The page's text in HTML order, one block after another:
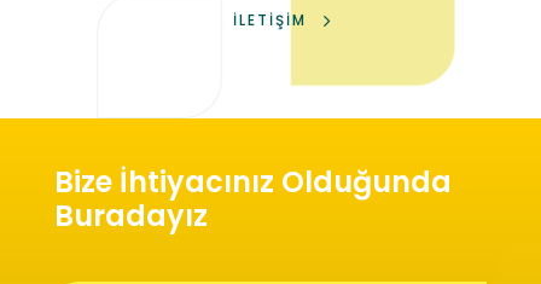
İLETİŞİM
Bize İhtiyacınız Olduğunda
Buradayız